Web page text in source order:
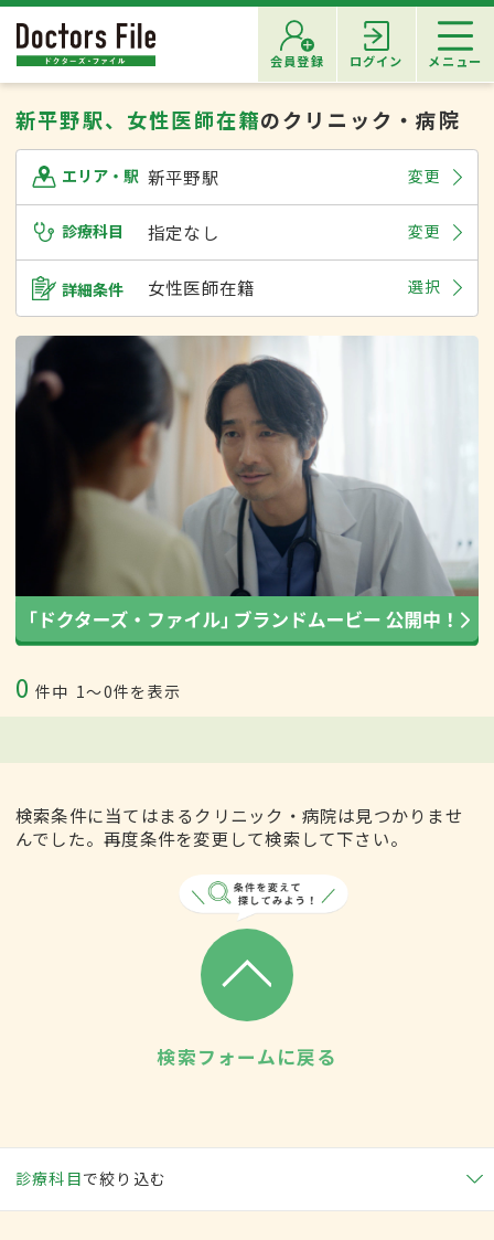
会員登録 ログイン メニュー
新平野駅、女性医師在籍のクリニック・病院
エリア・駅 新平野駅 変更
診療科目 指定なし 変更
詳細条件 女性医師在籍 選択
0 件中 1〜0件を表示
検索条件に当てはまるクリニック・病院は見つかりませ
んでした。再度条件を変更して検索して下さい。
検索フォームに戻る
診療科目で絞り込む